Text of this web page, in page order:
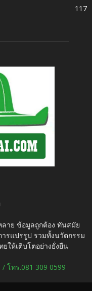
117
ลาย ข้อมูลถูกต้อง ทันสมัย
รแปรรูป รวมทั้งนวัตกรรม
ให้เติบโตอย่างยั่งยืน
โทร.081 309 0599